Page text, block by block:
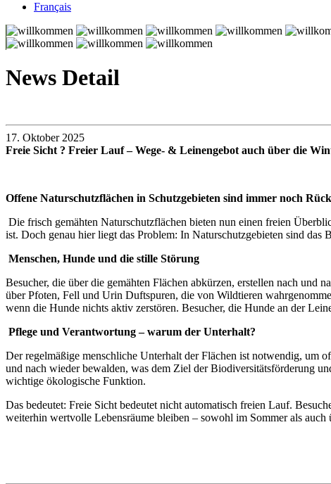
Français
News Detail
17. Oktober 2025
Freie Sicht ? Freier Lauf – Wege- & Leinengebot auch über die
Offene Naturschutzflächen in Schutzgebieten sind immer noch
Die frisch gemähten Naturschutzflächen bieten nun einen freien
ist. Doch genau hier liegt das Problem: In Naturschutzgebieten sind
Menschen, Hunde und die stille Störung
Besucher, die über die gemähten Flächen abkürzen, erstellen nach
über Pfoten, Fell und Urin Duftspuren, die von Wildtieren
wenn die Hunde nichts aktiv zerstören. Besucher, die Hunde an der
Pflege und Verantwortung – warum der Unterhalt?
Der regelmäßige menschliche Unterhalt der Flächen ist notwendig, um
und nach wieder bewalden, was dem Ziel der Biodiversitätsförderung
wichtige ökologische Funktion.
Das bedeutet: Freie Sicht bedeutet nicht automatisch freien Lauf.
weiterhin wertvolle Lebensräume bleiben – sowohl im Sommer als auch